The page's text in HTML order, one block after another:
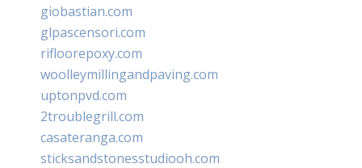
giobastian.com
glpascensori.com
rifloorepoxy.com
woolleymillingandpaving.com
uptonpvd.com
2troublegrill.com
casateranga.com
sticksandstonesstudiooh.com